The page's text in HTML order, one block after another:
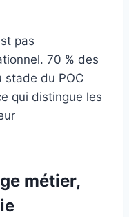
pas
70 % des
stade du POC
qui distingue les
métier,